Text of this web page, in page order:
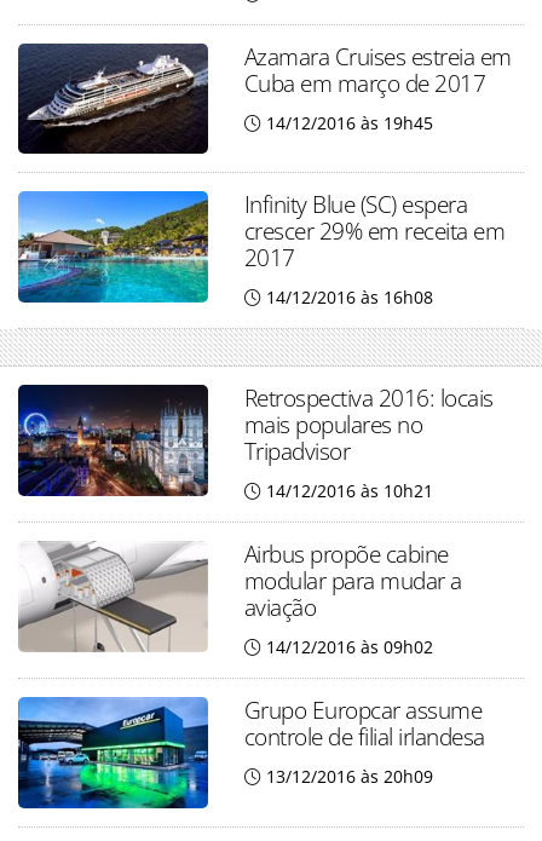
Azamara Cruises estreia em
Cuba em março de 2017
14/12/2016 às 19h45
Infinity Blue (SC) espera
crescer 29% em receita em
2017
14/12/2016 às 16h08
Retrospectiva 2016: locais
mais populares no
Tripadvisor
14/12/2016 às 10h21
Airbus propõe cabine
modular para mudar a
aviação
14/12/2016 às 09h02
Grupo Europcar assume
controle de filial irlandesa
13/12/2016 às 20h09